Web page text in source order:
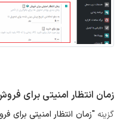
زمان انتظار امنیتی برای
گزینه"زمان انتظار امنیتی برای